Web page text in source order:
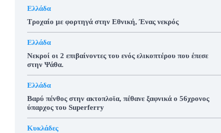
Ελλάδα
Τροχαίο με φορτηγά στην Εθνική, Ένας νεκρός
Ελλάδα
Νεκροί οι 2 επιβαίνοντες του ενός ελικοπτέρου που έπεσε
στην Ψάθα.
Ελλάδα
Βαρύ πένθος στην ακτοπλοϊα, πέθανε ξαφνικά ο 56χρονος
ύπαρχος του Superferry
Κυκλάδες